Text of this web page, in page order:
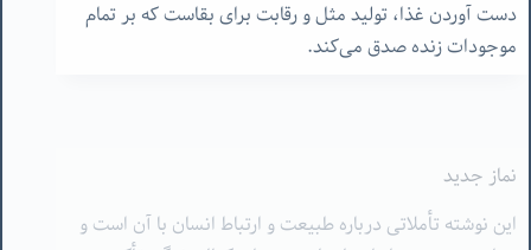
موجودات زنده صدق می‌کند.
بر اهمیت پیروی از اصول طبیعت برای کمال زندگی تأکید
دارد.